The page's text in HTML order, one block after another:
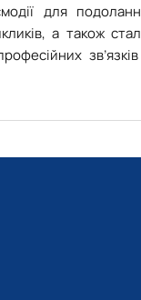
для
а також
зв’язків